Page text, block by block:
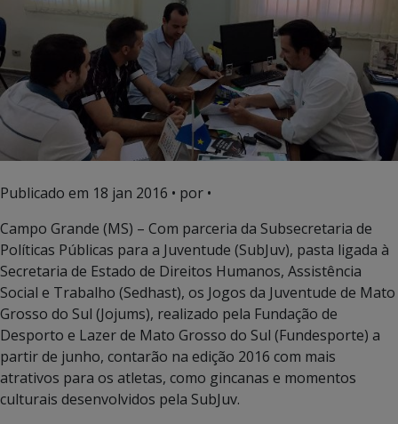
Publicado em 18 jan 2016 • por •
Campo Grande (MS) – Com parceria da Subsecretaria de
Políticas Públicas para a Juventude (SubJuv), pasta ligada à
Secretaria de Estado de Direitos Humanos, Assistência
Social e Trabalho (Sedhast), os Jogos da Juventude de Mato
Grosso do Sul (Jojums), realizado pela Fundação de
Desporto e Lazer de Mato Grosso do Sul (Fundesporte) a
partir de junho, contarão na edição 2016 com mais
atrativos para os atletas, como gincanas e momentos
culturais desenvolvidos pela SubJuv.